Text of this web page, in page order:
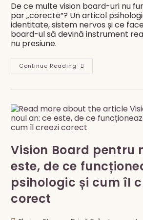
De ce multe vision board-uri nu
par „corecte”? Un articol
identitate, sistem nervos și ce
board-ul să devină instrument
nu presiune.
Continue Reading De
Ce
Lumea
Board-
Uri
În
Ianuarie,
Funcționează
Cu
Adevărat?
Vision Board pentru
este, de ce
psihologic și cum îl
corect